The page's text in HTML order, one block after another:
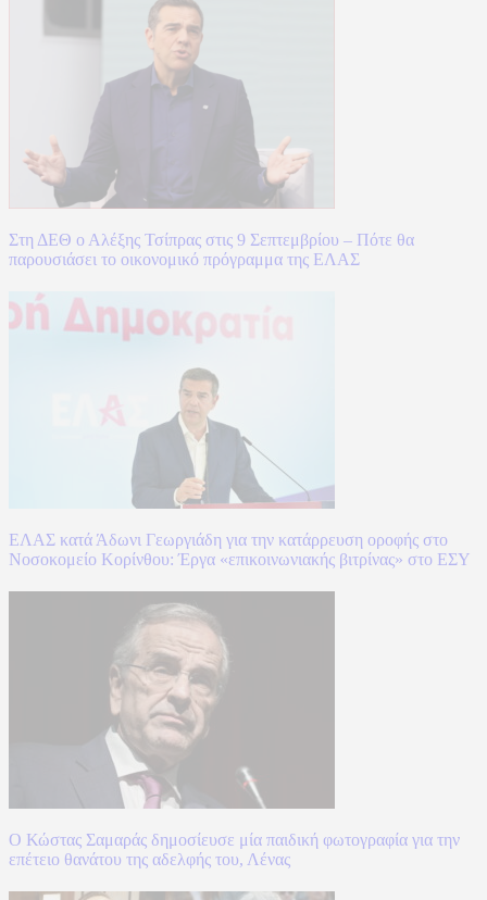
Στη ΔΕΘ ο Αλέξης Τσίπρας στις 9 Σεπτεμβρίου – Πότε θα
παρουσιάσει το οικονομικό πρόγραμμα της ΕΛΑΣ
ΕΛΑΣ κατά Άδωνι Γεωργιάδη για την κατάρρευση οροφής στο
Νοσοκομείο Κορίνθου: Έργα «επικοινωνιακής βιτρίνας» στο ΕΣΥ
Ο Κώστας Σαμαράς δημοσίευσε μία παιδική φωτογραφία για την
επέτειο θανάτου της αδελφής του, Λένας